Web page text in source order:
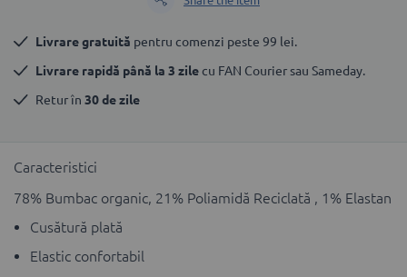
Livrare gratuită pentru comenzi peste 99 lei.
Livrare rapidă până la 3 zile cu FAN Courier sau Sameday.
Retur în 30 de zile
Caracteristici
78% Bumbac organic, 21% Poliamidă Reciclată , 1% Elastan
Cusătură plată
Elastic confortabil